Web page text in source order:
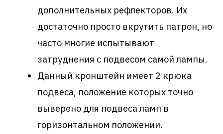
дополнительных рефлекторов. Их
достаточно просто вкрутить патрон, но
часто многие испытывают
затруднения с подвесом самой лампы.
Данный кронштейн имеет 2 крюка
подвеса, положение которых точно
выверено для подвеса ламп в
горизонтальном положении.